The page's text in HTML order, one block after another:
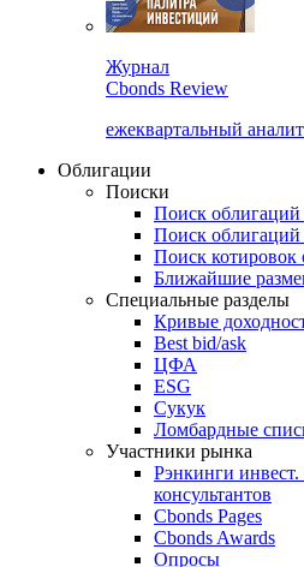
Cbonds Review
ежеквартальный
Облигации
Поиски
Поиск облигаций
Поиск облигаций
Поиск котировок
Ближайшие
Специальные разделы
Кривые
Best bid/ask
ЦФА
ESG
Сукук
Ломбардные
Участники рынка
Рэнкинги инвест.